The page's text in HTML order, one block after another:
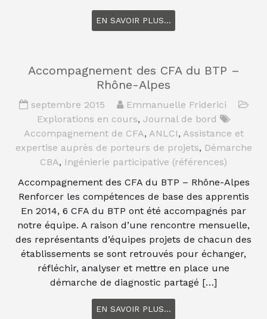
EN SAVOIR PLUS...
Accompagnement des CFA du BTP –
Rhône-Alpes
septembre 2015
Emmanuelle Friderici
Explorations en cours, Journal de bord
Accompagnement de CFA, ANLCI, Assistance et
expertise auprès de porteurs de projets, Démarche
CBA, Ingénierie participative (références)
Accompagnement des CFA du BTP – Rhône-Alpes
Renforcer les compétences de base des apprentis
En 2014, 6 CFA du BTP ont été accompagnés par
notre équipe. A raison d’une rencontre mensuelle,
des représentants d’équipes projets de chacun des
établissements se sont retrouvés pour échanger,
réfléchir, analyser et mettre en place une
démarche de diagnostic partagé […]
EN SAVOIR PLUS...